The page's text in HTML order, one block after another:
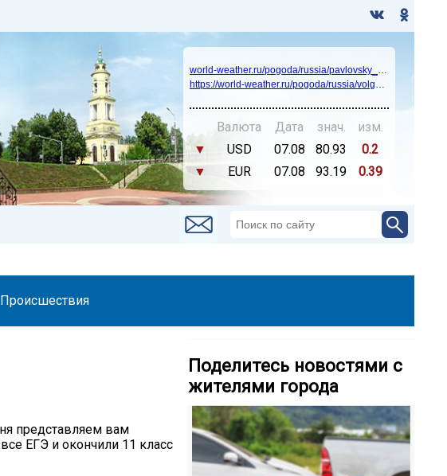
world-weather.ru/pogoda/russia/pavlovsky_posad/14days/
https://world-weather.ru/pogoda/russia/volgograd/
Валюта Дата знач.
изм.
▼
USD 07.08 80.93
0.2
▼
EUR 07.08 93.19 0.39
Происшествия
представляем вам
ЕГЭ и окончили 11 класс
Поделитесь новостями с
жителями города